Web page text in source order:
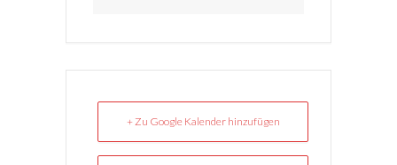
+ Zu Google Kalender hinzufügen